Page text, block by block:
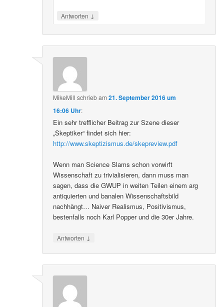
Antworten ↓
MikeMill schriebam21. September 2016 um
16:06 Uhr:
Ein sehr trefflicher Beitrag zur Szene dieser
„Skeptiker“ findet sich hier:
http://www.skeptizismus.de/skepreview.pdf
Wenn man Science Slams schon vorwirft
Wissenschaft zu trivialisieren, dann muss man
sagen, dass die GWUP in weiten Teilen einem arg
antiquierten und banalen Wissenschaftsbild
nachhängt… Naiver Realismus, Positivismus,
bestenfalls noch Karl Popper und die 30er Jahre.
Antworten ↓